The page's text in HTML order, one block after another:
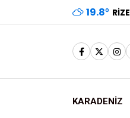
19.8° RIZE
KARADENİZ